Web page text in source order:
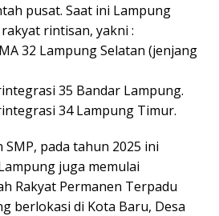
pusat. Saat ini Lampung
rintisan, yakni :
32 Lampung Selatan (jenjang
35 Bandar Lampung.
34 Lampung Timur.
pada tahun 2025 ini
juga memulai
Rakyat Permanen Terpadu
berlokasi di Kota Baru, Desa